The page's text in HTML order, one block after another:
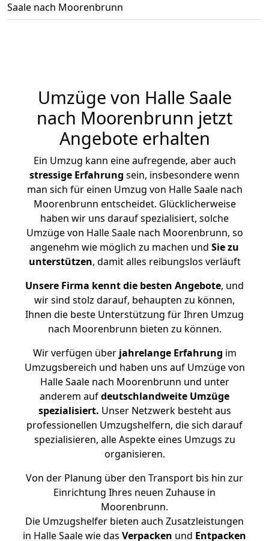
Saale nach Moorenbrunn
Umzüge von Halle Saale
nach Moorenbrunn jetzt
Angebote erhalten
Ein Umzug kann eine aufregende, aber auch
stressige Erfahrung sein, insbesondere wenn
man sich für einen Umzug von Halle Saale nach
Moorenbrunn entscheidet. Glücklicherweise
haben wir uns darauf spezialisiert, solche
Umzüge von Halle Saale nach Moorenbrunn, so
angenehm wie möglich zu machen und Sie zu
unterstützen, damit alles reibungslos verläuft
Unsere Firma kennt die besten Angebote, und
wir sind stolz darauf, behaupten zu können,
Ihnen die beste Unterstützung für Ihren Umzug
nach Moorenbrunn bieten zu können.
Wir verfügen überjahrelange Erfahrung im
Umzugsbereich und haben uns auf Umzüge von
Halle Saale nach Moorenbrunn und unter
anderem aufdeutschlandweite Umzüge
spezialisiert. Unser Netzwerk besteht aus
professionellen Umzugshelfern, die sich darauf
spezialisieren, alle Aspekte eines Umzugs zu
organisieren.
Von der Planung über den Transport bis hin zur
Einrichtung Ihres neuen Zuhause in
Moorenbrunn.
Die Umzugshelfer bieten auch Zusatzleistungen
in Halle Saale wie das Verpacken und Entpacken